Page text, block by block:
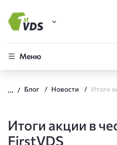
FirstVDS (вы здесь)
CLO
Меню
Блог Новости
Итоги акции в
FirstVDS